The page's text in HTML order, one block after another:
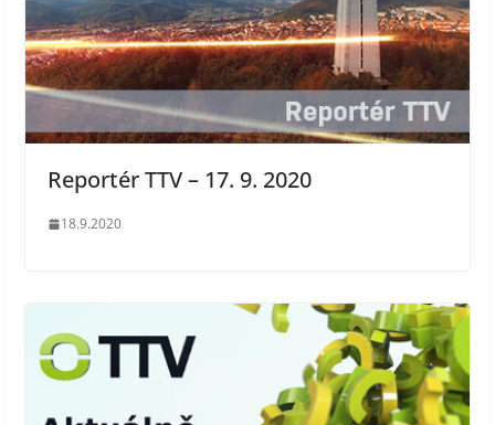
Reportér TTV – 17. 9. 2020
18.9.2020